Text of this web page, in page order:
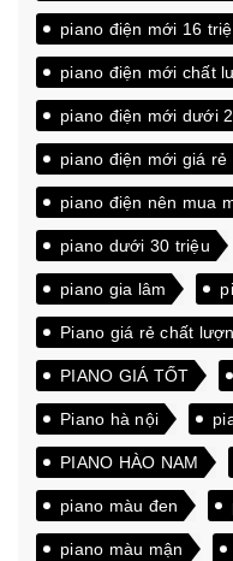
piano điện mới 16
piano điện mới chất
piano điện mới dưới
piano điện mới giá rẻ
piano điện nên mua
piano dưới 30 triệu
piano gia lâm
Piano giá rẻ chất
PIANO GIÁ TỐT
Piano hà nội
PIANO HÀO NAM
piano màu đen
piano màu mận